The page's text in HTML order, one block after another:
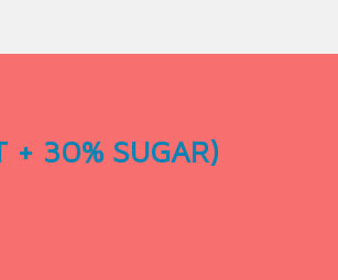
+ 30% SUGAR)